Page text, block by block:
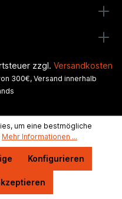
zzgl. Versandkosten
300€, Versand innerhalb
um eine bestmögliche
Mehr Informationen ...
Konfigurieren